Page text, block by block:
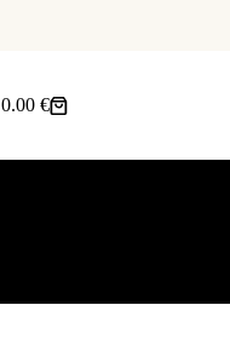
0.00 €